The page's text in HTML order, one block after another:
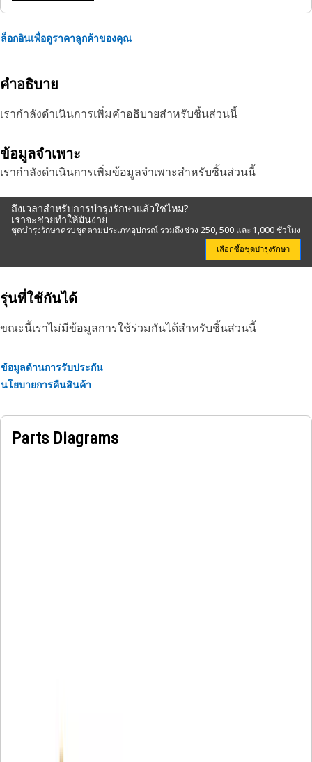
ล็อกอินเพื่อดูราคาลูกค้าของคุณ
คำอธิบาย
เรากำลังดำเนินการเพิ่มคำอธิบายสำหรับชิ้นส่วนนี้
ข้อมูลจำเพาะ
เรากำลังดำเนินการเพิ่มข้อมูลจำเพาะสำหรับชิ้นส่วนนี้
ถึงเวลาสำหรับการบำรุงรักษาแล้วใช่ไหม?
เราจะช่วยทำให้มันง่าย
ชุดบำรุงรักษาครบชุดตามประเภทอุปกรณ์ รวมถึงช่วง 250, 500 และ 1,000 ชั่วโมง
เลือกซื้อชุดบำรุงรักษา
รุ่นที่ใช้กันได้
ขณะนี้เราไม่มีข้อมูลการใช้ร่วมกันได้สำหรับชิ้นส่วนนี้
ข้อมูลด้านการรับประกัน
นโยบายการคืนสินค้า
Parts Diagrams